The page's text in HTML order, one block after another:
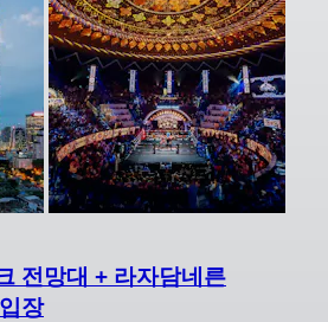
전망대 + 라자담네른
장